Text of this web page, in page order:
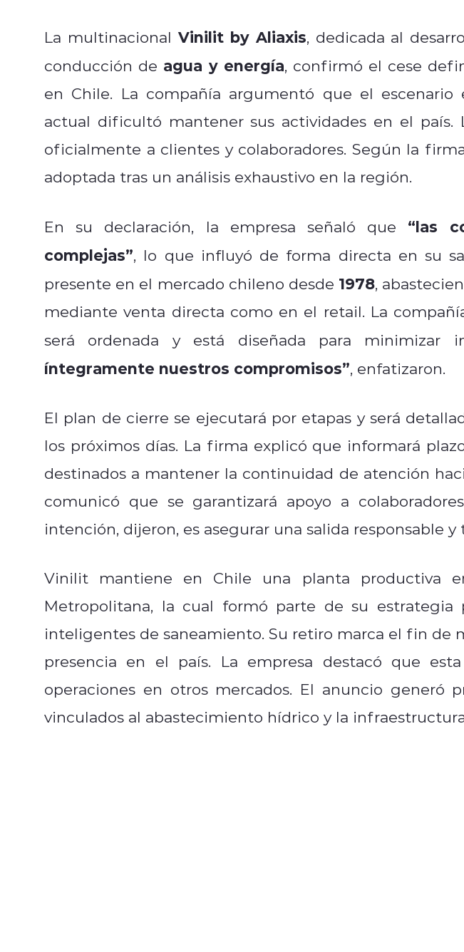
La multinacional Vinilit by Aliaxis, dedicada al
conducción de agua y energía, confirmó el cese
en Chile. La compañía argumentó que el escenario
actual dificultó mantener sus actividades en el país.
oficialmente a clientes y colaboradores. Según la
adoptada tras un análisis exhaustivo en la región.
En su declaración, la empresa señaló que “las
complejas”, lo que influyó de forma directa en su
presente en el mercado chileno desde 1978,
mediante venta directa como en el retail. La
será ordenada y está diseñada para minimizar
íntegramente nuestros compromisos”, enfatizaron.
El plan de cierre se ejecutará por etapas y será
los próximos días. La firma explicó que informará
destinados a mantener la continuidad de atención
comunicó que se garantizará apoyo a
intención, dijeron, es asegurar una salida responsable y
Vinilit mantiene en Chile una planta productiva
Metropolitana, la cual formó parte de su estrategia
inteligentes de saneamiento. Su retiro marca el fin de
presencia en el país. La empresa destacó que
operaciones en otros mercados. El anuncio generó
vinculados al abastecimiento hídrico y la